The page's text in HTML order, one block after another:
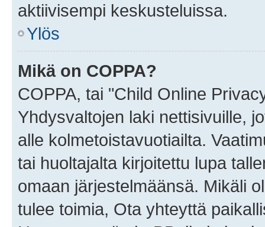
aktiivisempi keskusteluissa.
Ylös
Mikä on COPPA?
COPPA, tai "Child Online
Yhdysvaltojen laki nettisivuille,
alle kolmetoistavuotiailta.
tai huoltajalta kirjoitettu lupa
omaan järjestelmäänsä. Mikäli
tulee toimia, Ota yhteyttä